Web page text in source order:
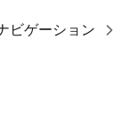
ビゲーション